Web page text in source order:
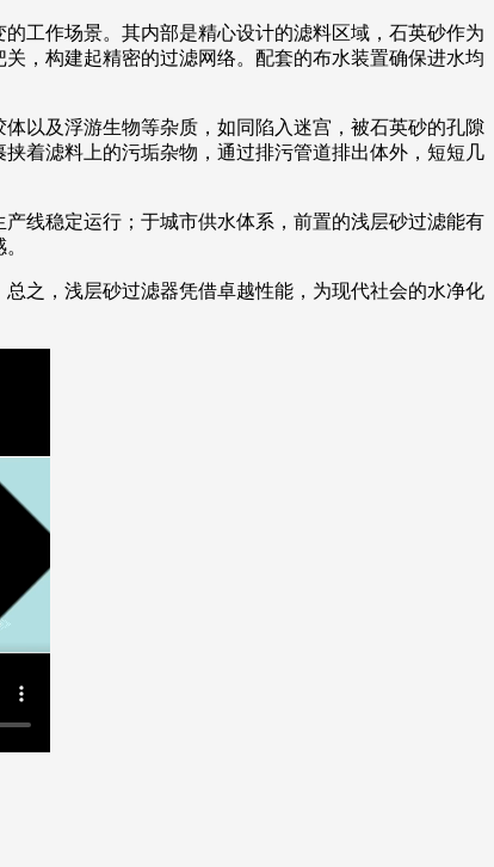
工作场景。其内部是精心设计的滤料区域，石英砂作为
，构建起精密的过滤网络。配套的布水装置确保进水均
以及浮游生物等杂质，如同陷入迷宫，被石英砂的孔隙
着滤料上的污垢杂物，通过排污管道排出体外，短短几
线稳定运行；于城市供水体系，前置的浅层砂过滤能有
之，浅层砂过滤器凭借卓越性能，为现代社会的水净化